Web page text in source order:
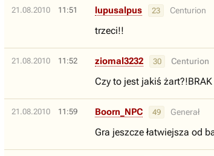
21.08.2010 11:51 lupusalpus 23 Centurion
trzeci!!
21.08.2010 11:52 ziomal3232 30 Centurion
Czy to jest jakiś żart?!BRAK
21.08.2010 11:59 Boorn_NPC 49 Generał
Gra jeszcze łatwiejsza od